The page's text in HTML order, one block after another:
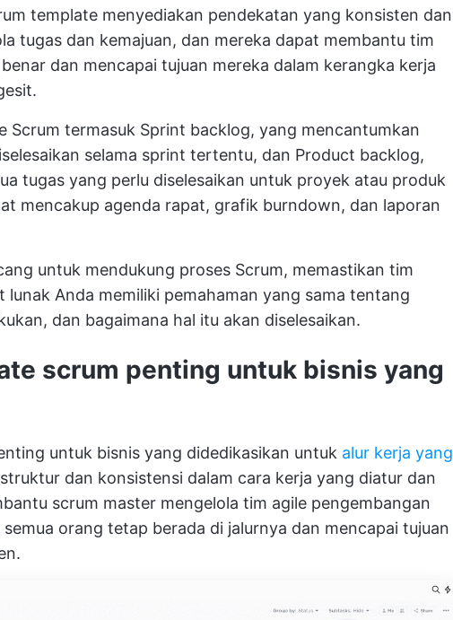
template menyediakan pendekatan yang konsisten dan
tugas dan kemajuan, dan mereka dapat membantu tim
dan mencapai tujuan mereka dalam kerangka kerja
Scrum termasuk Sprint backlog, yang mencantumkan
selama sprint tertentu, dan Product backlog,
tugas yang perlu diselesaikan untuk proyek atau produk
mencakup agenda rapat, grafik burndown, dan laporan
untuk mendukung proses Scrum, memastikan tim
lunak Anda memiliki pemahaman yang sama tentang
dan bagaimana hal itu akan diselesaikan.
scrum penting untuk bisnis yang
untuk bisnis yang didedikasikan untuk alur kerja yang
dan konsistensi dalam cara kerja yang diatur dan
scrum master mengelola tim agile pengembangan
orang tetap berada di jalurnya dan mencapai tujuan